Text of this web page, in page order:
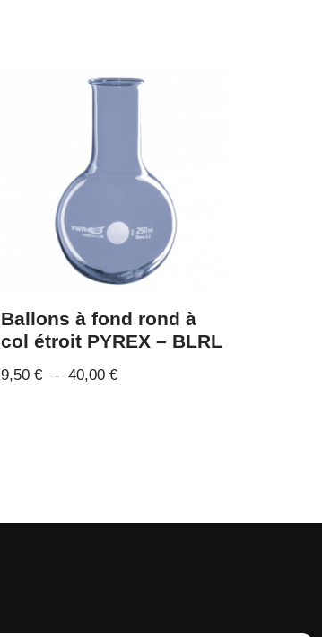
Ballons à fond rond à
col étroit PYREX – BLRL
9,50€ – 40,00€